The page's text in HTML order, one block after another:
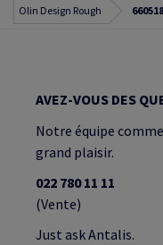
Olin Design Rough 660518
AVEZ-VOUS DES
Notre équipe
grand plaisir.
022 780 11 11
(Vente)
Just ask Antalis.